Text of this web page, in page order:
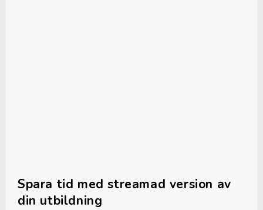
Spara tid med streamad version av
din utbildning